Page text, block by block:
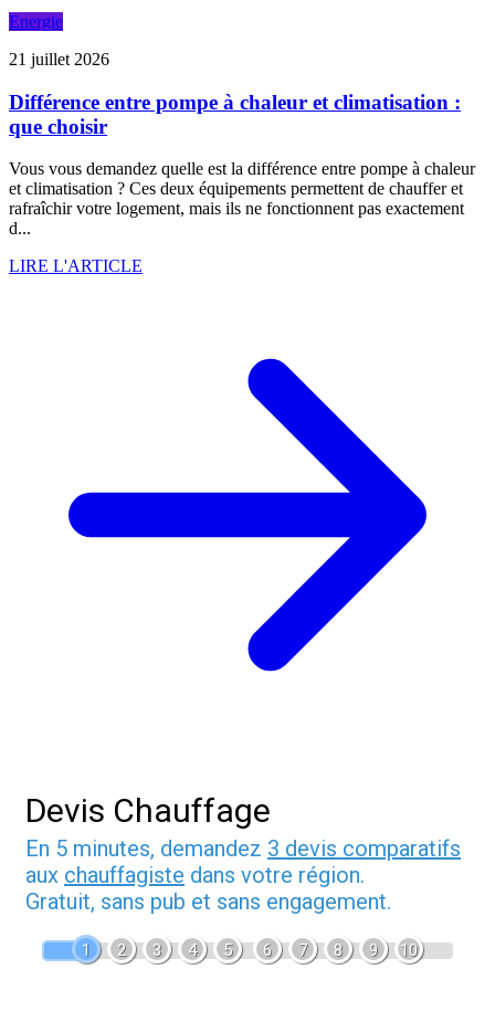
Energie
21 juillet 2026
Différence entre pompe à chaleur et climatisation :
que choisir
Vous vous demandez quelle est la différence entre pompe à chaleur
et climatisation ? Ces deux équipements permettent de chauffer et
rafraîchir votre logement, mais ils ne fonctionnent pas exactement
d...
LIRE L'ARTICLE
Devis Chauffage
En 5 minutes, demandez 3 devis comparatifs
aux chauffagiste dans votre région.
Gratuit, sans pub et sans engagement.
1 2 3 4 5 6 7 8 9 10